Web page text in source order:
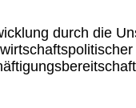
durch die